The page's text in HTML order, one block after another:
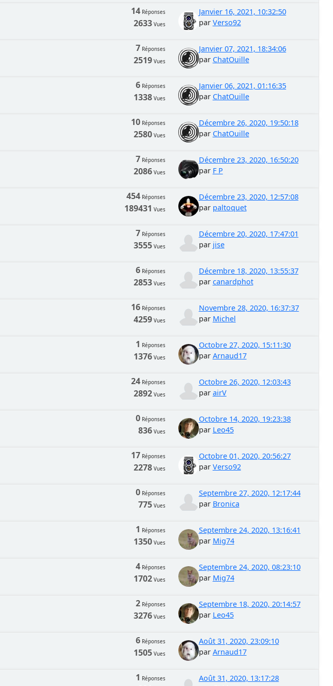
14Réponses
2633Vues
Janvier 16, 2021, 10:32:50
par Verso92
7 Réponses
2519Vues
Janvier 07, 2021, 18:34:06
par ChatOuille
6Réponses
1338Vues
Janvier 06, 2021, 01:16:35
par ChatOuille
10Réponses
2580Vues
Décembre 26, 2020, 19:50:18
par ChatOuille
7 Réponses
2086Vues
Décembre 23, 2020, 16:50:20
par F P
454Réponses
189431 Vues
Décembre 23, 2020, 12:57:08
par paltoquet
7 Réponses
3555Vues
Décembre 20, 2020, 17:47:01
par jise
6Réponses
2853Vues
Décembre 18, 2020, 13:55:37
par canardphot
16Réponses
4259Vues
Novembre 28, 2020, 16:37:37
par Michel
1 Réponses
1376Vues
Octobre 27, 2020, 15:11:30
par Arnaud17
24Réponses
2892Vues
Octobre 26, 2020, 12:03:43
par airV
0Réponses
836Vues
Octobre 14, 2020, 19:23:38
par Leo45
17 Réponses
2278Vues
Octobre 01, 2020, 20:56:27
par Verso92
0Réponses
775Vues
Septembre 27, 2020, 12:17:44
par Bronica
1 Réponses
1350Vues
Septembre 24, 2020, 13:16:41
par Mig74
4Réponses
1702Vues
Septembre 24, 2020, 08:23:10
par Mig74
2Réponses
3276Vues
Septembre 18, 2020, 20:14:57
par Leo45
6Réponses
1505Vues
Août 31, 2020, 23:09:10
par Arnaud17
1 Réponses
Août 31, 2020, 13:17:28